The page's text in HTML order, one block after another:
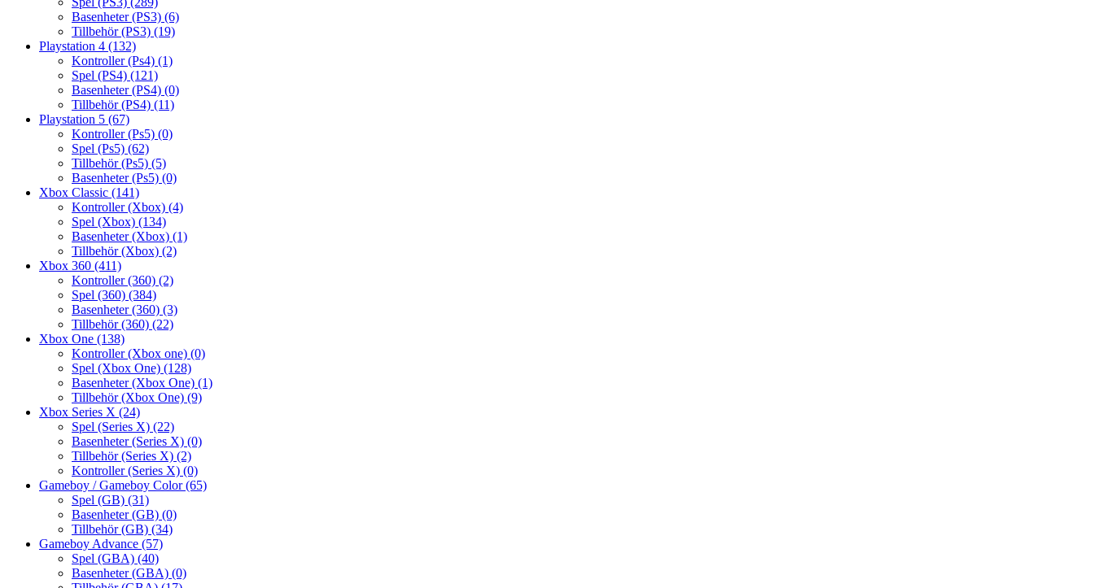
Basenheter (PS3) (6)
Tillbehör (PS3) (19)
Playstation 4 (132)
Kontroller (Ps4) (1)
Spel (PS4) (121)
Basenheter (PS4) (0)
Tillbehör (PS4) (11)
Playstation 5 (67)
Kontroller (Ps5) (0)
Spel (Ps5) (62)
Tillbehör (Ps5) (5)
Basenheter (Ps5) (0)
Xbox Classic (141)
Kontroller (Xbox) (4)
Spel (Xbox) (134)
Basenheter (Xbox) (1)
Tillbehör (Xbox) (2)
Xbox 360 (411)
Kontroller (360) (2)
Spel (360) (384)
Basenheter (360) (3)
Tillbehör (360) (22)
Xbox One (138)
Kontroller (Xbox one) (0)
Spel (Xbox One) (128)
Basenheter (Xbox One) (1)
Tillbehör (Xbox One) (9)
Xbox Series X (24)
Spel (Series X) (22)
Basenheter (Series X) (0)
Tillbehör (Series X) (2)
Kontroller (Series X) (0)
Gameboy / Gameboy Color(65)
Spel (GB) (31)
Basenheter (GB) (0)
Tillbehör (GB) (34)
Gameboy Advance (57)
Spel (GBA) (40)
Basenheter (GBA) (0)